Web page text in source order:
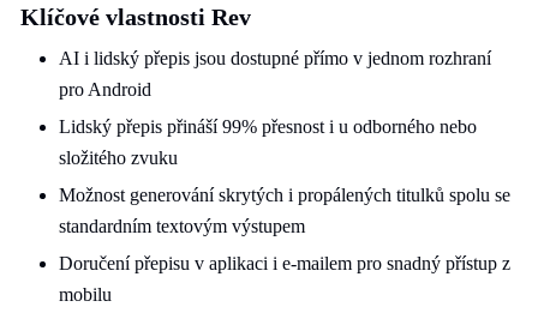
Klíčové vlastnosti Rev
AI i lidský přepis jsou dostupné přímo v jednom rozhraní
pro Android
Lidský přepis přináší 99% přesnost i u odborného nebo
složitého zvuku
Možnost generování skrytých i propálených titulků spolu se
standardním textovým výstupem
Doručení přepisu v aplikaci i e-mailem pro snadný přístup z
mobilu